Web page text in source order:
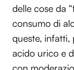
delle cose da
consumo di
queste, infatti,
acido urico e